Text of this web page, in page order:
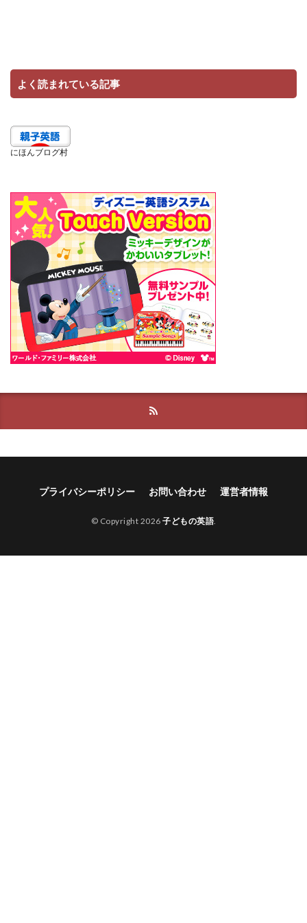
よく読まれている記事
にほんブログ村
プライバシーポリシー お問い合わせ 運営者情報
© Copyright 2026 子どもの英語.